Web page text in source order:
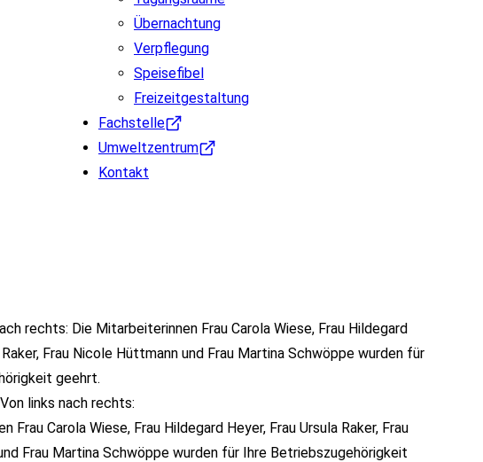
Übernachtung
Verpflegung
Speisefibel
Freizeitgestaltung
Fachstelle
Umweltzentrum
Kontakt
links nach rechts:
Frau Carola Wiese, Frau Hildegard Heyer, Frau Ursula Raker, Frau
Frau Martina Schwöppe wurden für Ihre Betriebszugehörigkeit